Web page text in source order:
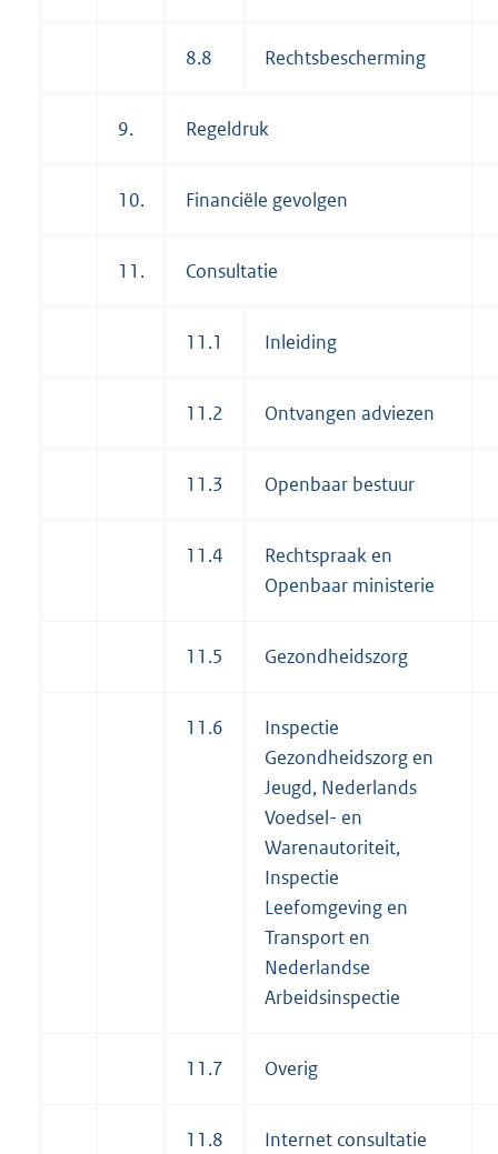
8.8 Rechtsbescherming
9. Regeldruk
10. Financiële gevolgen
11. Consultatie
11.1 Inleiding
11.2 Ontvangen adviezen
11.3 Openbaar bestuur
11.4
Rechtspraak en
Openbaar ministerie
11.5 Gezondheidszorg
11.6
Inspectie
Gezondheidszorg en
Jeugd, Nederlands
Voedsel- en
Warenautoriteit,
Inspectie
Leefomgeving en
Transport en
Nederlandse
Arbeidsinspectie
11.7 Overig
11.8 Internet consultatie